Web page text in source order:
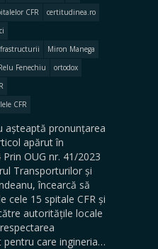
CFR
certitudinea.ro
Miron Manega
Fenechiu
ortodox
CFR
așteaptă pronunțarea
apărut în
OUG nr. 41/2023
Transporturilor și
încearcă să
cele 15 spitale CFR și
autoritățile locale
care ingineria…